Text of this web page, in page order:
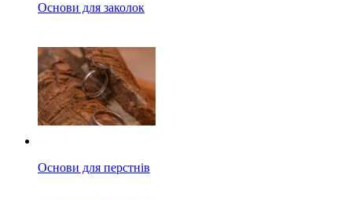
Основи для заколок
Основи для перстнів